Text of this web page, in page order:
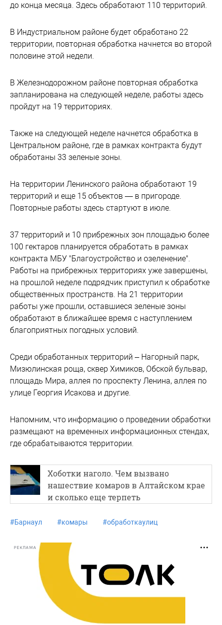
до конца месяца. Здесь обработают 110 территорий.
В Индустриальном районе будет обработано 22
территории, повторная обработка начнется во второй
половине этой недели.
В Железнодорожном районе повторная обработка
запланирована на следующей неделе, работы здесь
пройдут на 19 территориях.
Также на следующей неделе начнется обработка в
Центральном районе, где в рамках контракта будут
обработаны 33 зеленые зоны.
На территории Ленинского района обработают 19
территорий и еще 15 объектов — в пригороде.
Повторные работы здесь стартуют в июле.
37 территорий и 10 прибрежных зон площадью более
100 гектаров планируется обработать в рамках
контракта МБУ "Благоустройство и озеленение".
Работы на прибрежных территориях уже завершены,
на прошлой неделе подрядчик приступил к обработке
общественных пространств. На 21 территории
работы уже прошли, оставшиеся зеленые зоны
обработают в ближайшее время с наступлением
благоприятных погодных условий.
Среди обработанных территорий – Нагорный парк,
Мизюлинская роща, сквер Химиков, Обской бульвар,
площадь Мира, аллея по проспекту Ленина, аллея по
улице Георгия Исакова и другие.
Напомним, что информацию о проведении обработки
размещают на временных информационных стендах,
где обрабатываются территории.
Хоботки наголо. Чем вызвано
нашествие комаров в Алтайском крае
и сколько еще терпеть
#Барнаул #комары #обработкаулиц
РЕКЛАМА